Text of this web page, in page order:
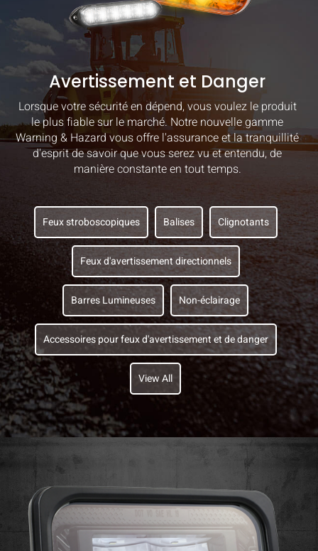
Avertissement et Danger
Lorsque votre sécurité en dépend, vous voulez le produit
le plus fiable sur le marché. Notre nouvelle gamme
Warning & Hazard vous offre l'assurance et la tranquillité
d'esprit de savoir que vous serez vu et entendu, de
manière constante en tout temps.
Feux stroboscopiques Balises Clignotants
Feux d'avertissement directionnels
Barres Lumineuses Non-éclairage
Accessoires pour feux d'avertissement et de danger
View All